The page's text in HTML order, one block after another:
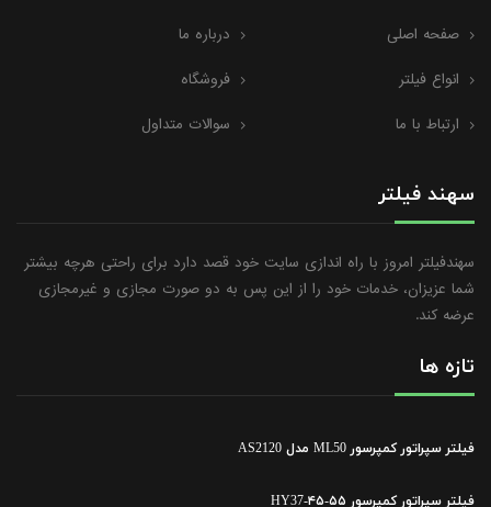
صفحه اصلی درباره ما
انواع فیلتر فروشگاه
ارتباط با ما سوالات متداول
سهند فیلتر
سهندفیلتر امروز با راه اندازی سایت خود قصد دارد برای راحتی هرچه بیشتر
شما عزیزان، خدمات خود را از این پس به دو صورت مجازی و غیرمجازی
عرضه کند.
تازه ها
فیلتر سپراتور کمپرسور ML50 مدل AS2120
فیلتر سپراتور کمپرسور ۵۵-۴۵-HY37